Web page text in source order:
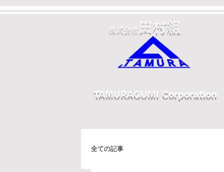
株式会社 田村組
TAMURAGUMI Corporation
全ての記事